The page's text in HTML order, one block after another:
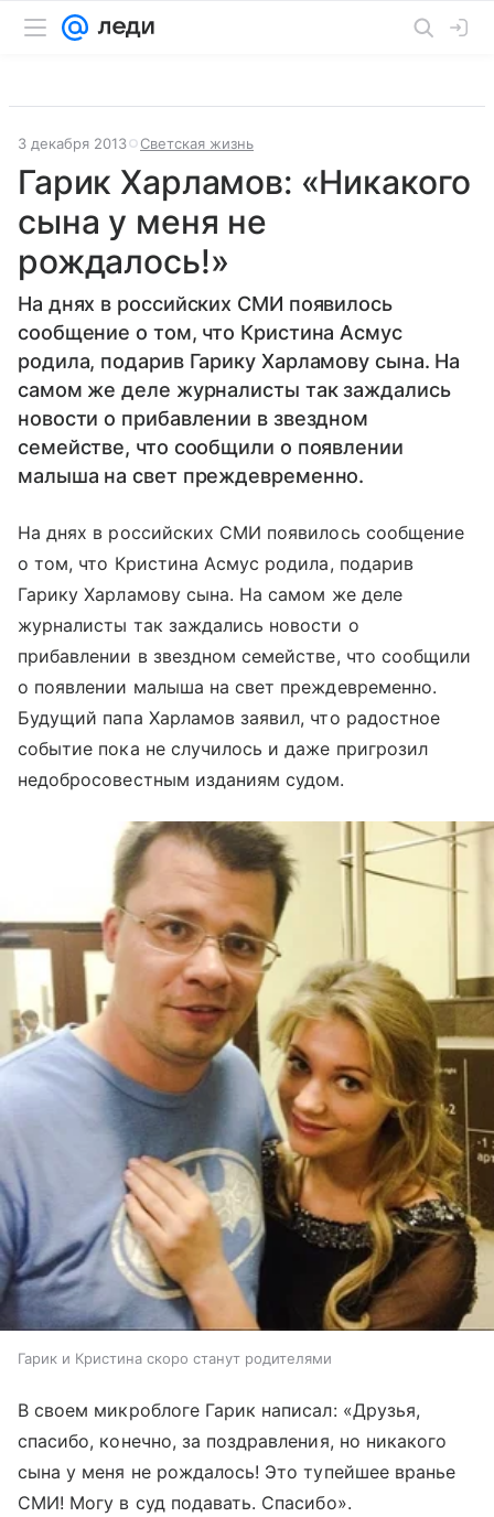
3 декабря 2013 Светская жизнь
Гарик Харламов: «Никакого
сына у меня не
рождалось!»
На днях в российских СМИ появилось
сообщение о том, что Кристина Асмус
родила, подарив Гарику Харламову сына. На
самом же деле журналисты так заждались
новости о прибавлении в звездном
семействе, что сообщили о появлении
малыша на свет преждевременно.
На днях в российских СМИ появилось сообщение
о том, что Кристина Асмус родила, подарив
Гарику Харламову сына. На самом же деле
журналисты так заждались новости о
прибавлении в звездном семействе, что сообщили
о появлении малыша на свет преждевременно.
Будущий папа Харламов заявил, что радостное
событие пока не случилось и даже пригрозил
недобросовестным изданиям судом.
Гарик и Кристина скоро станут родителями
В своем микроблоге Гарик написал: «Друзья,
спасибо, конечно, за поздравления, но никакого
сына у меня не рождалось! Это тупейшее вранье
СМИ! Могу в суд подавать. Спасибо».